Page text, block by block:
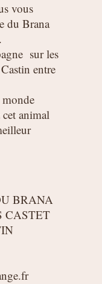
vous
du Brana
sur les
entre
animal
BRANA
CASTET